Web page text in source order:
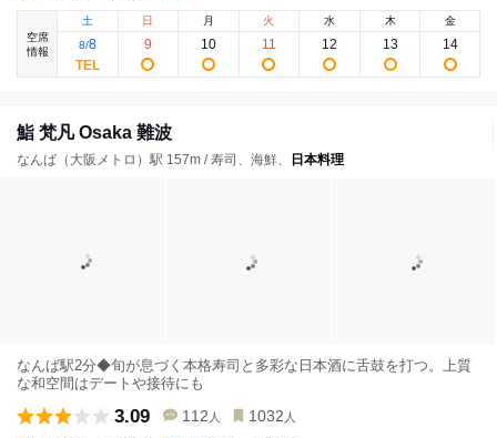
空席
情報
土
8/8
日
9
月
10
火
11
水
12
木
13
金
14
鮨 梵凡 Osaka 難波
なんば（大阪メトロ）駅 157m / 寿司、海鮮、 日本料理
なんば駅2分◆旬が息づく本格寿司と多彩な日本酒に舌鼓を打つ。上質
な和空間はデートや接待にも
3.09 112 人 1032 人